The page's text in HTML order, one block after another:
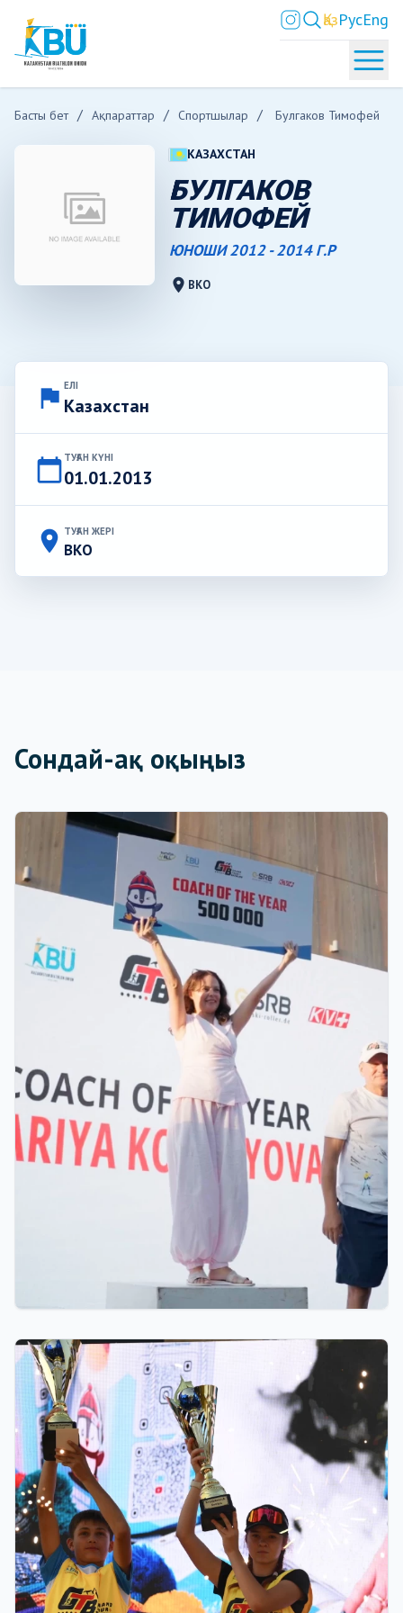
ҚазРусEng
Басты бет Ақпараттар Спортшылар Булгаков Тимофей
КАЗАХСТАН
БУЛГАКОВ
ТИМОФЕЙ
ЮНОШИ 2012 - 2014 Г.Р
location_on ВКО
flag ЕЛІ
Казахстан
calendar_today ТУҒАН КҮНІ
01.01.2013
place ТУҒАН ЖЕРІ
ВКО
Сондай-ақ оқыңыз
Қостанайлық бапкер биатлоннан үздік балалар
жаттықтырушысы атанды